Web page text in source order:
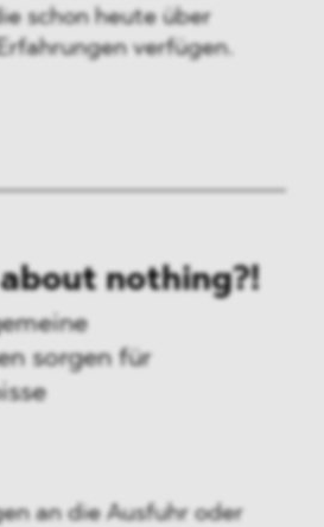
schon heute über
verfügen.
nothing?!
sorgen für
an die Ausfuhr oder